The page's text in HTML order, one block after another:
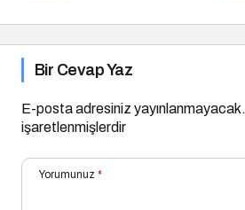
Bir Cevap Yaz
E-posta adresiniz yayınlanmayacak.
işaretlenmişlerdir
Yorumunuz *